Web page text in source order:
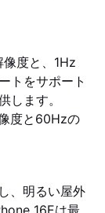
度と、1Hz
トをサポート
します。
度と60Hzの
、明るい屋外
16Eは最